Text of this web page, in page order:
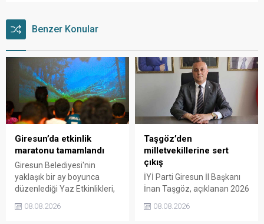
Benzer Konular
Giresun’da etkinlik
maratonu tamamlandı
Giresun Belediyesi'nin
yaklaşık bir ay boyunca
düzenlediği Yaz Etkinlikleri,
sanat ve eğlenceyle
08.08.2026
Taşgöz’den
milletvekillerine sert
çıkış
İYİ Parti Giresun İl Başkanı
İnan Taşgöz, açıklanan 2026
üzerinden iktidar
08.08.2026